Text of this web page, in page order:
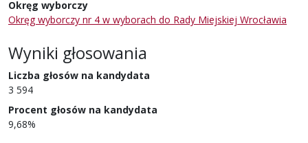
Okręg wyborczy
Okręg wyborczy nr 4 w wyborach do Rady Miejskiej Wrocławia
Wyniki głosowania
Liczba głosów na kandydata
3 594
Procent głosów na kandydata
9,68%